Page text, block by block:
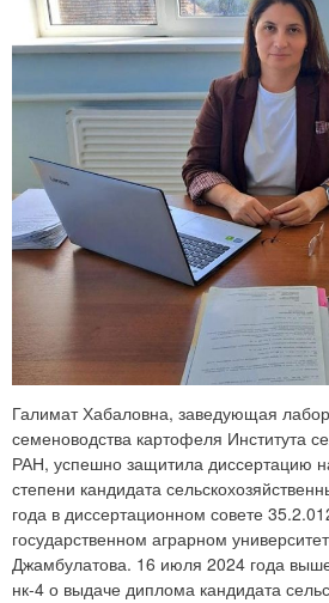
Галимат Хабаловна, заведующая
семеноводства картофеля Института
РАН, успешно защитила диссертацию
степени кандидата
года в диссертационном совете
государственном аграрном
Джамбулатова. 16 июля 2024 года
нк-4 о выдаче диплома кандидата